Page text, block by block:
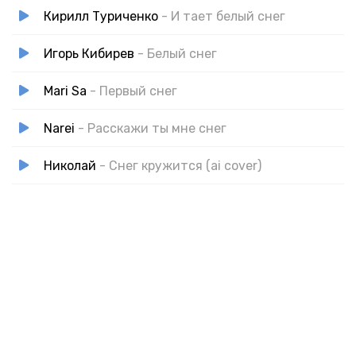
По огромному городу вдвоём.
Кирилл Туриченко - И тает белый снег
Игорь Кибирев - Белый снег
Mari Sa - Первый снег
Narei - Расскажи ты мне снег
Николай - Снег кружится (ai cover)